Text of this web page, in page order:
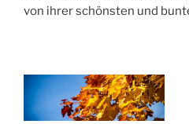
von ihrer schönsten und